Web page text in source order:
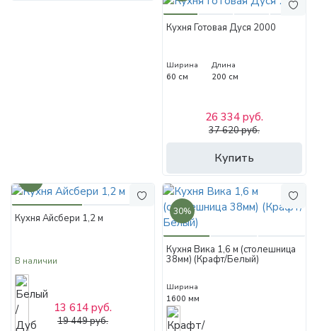
Кухня Готовая Дуся 2000
Ширина
60 см
Длина
200 см
Купить
26 334 руб.
37 620 руб.
Кухня Айсбери 1,2 м
В наличии
13 614 руб.
19 449 руб.
30%
Кухня Вика 1,6 м (столешница
38мм) (Крафт/Белый)
Ширина
1600 мм